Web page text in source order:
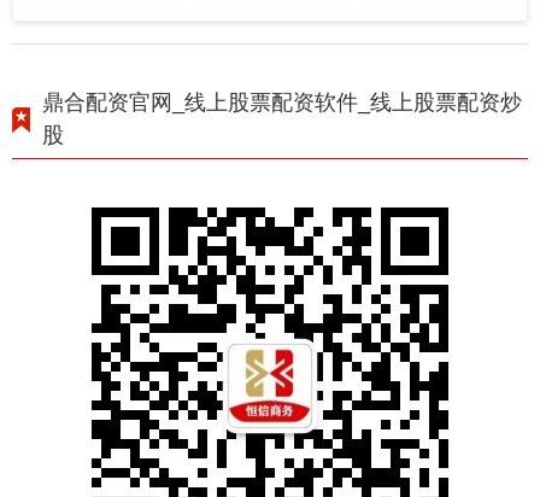
鼎合配资官网_线上股票配资软件_线上股票配资炒
股